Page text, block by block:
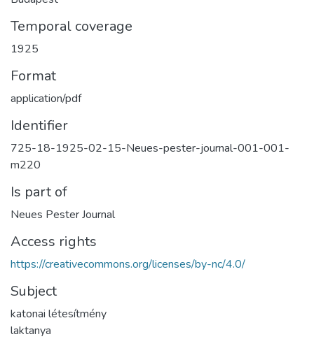
Temporal coverage
1925
Format
application/pdf
Identifier
725-18-1925-02-15-Neues-pester-journal-001-001-
m220
Is part of
Neues Pester Journal
Access rights
https://creativecommons.org/licenses/by-nc/4.0/
Subject
katonai létesítmény
laktanya